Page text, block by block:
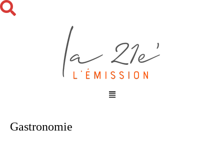
Gastronomie